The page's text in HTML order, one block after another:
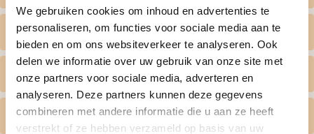
We gebruiken cookies om inhoud en advertenties te
personaliseren, om functies voor sociale media aan te
bieden en om ons websiteverkeer te analyseren. Ook
delen we informatie over uw gebruik van onze site met
onze partners voor sociale media, adverteren en
analyseren. Deze partners kunnen deze gegevens
combineren met andere informatie die u aan ze heeft
verstrekt of ze hebben verzameld op basis van uw
Wat krijg ik geleverd
Persoonlijk tintje
Gratis omruilen